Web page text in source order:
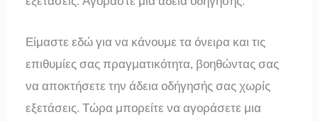
Είμαστε εδώ για να κάνουμε τα όνειρα και τις
επιθυμίες σας πραγματικότητα, βοηθώντας σας
να αποκτήσετε την άδεια οδήγησής σας χωρίς
εξετάσεις. Τώρα μπορείτε να αγοράσετε μια